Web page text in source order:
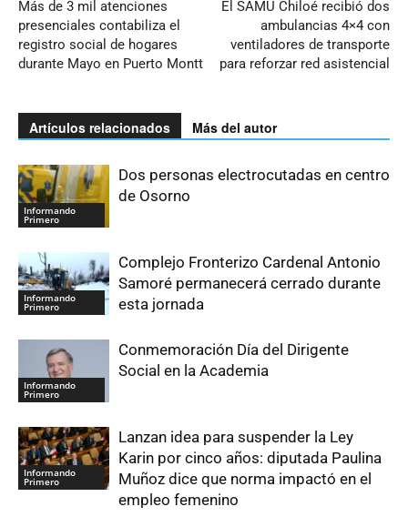
Más de 3 mil atenciones
presenciales contabiliza el
registro social de hogares
durante Mayo en Puerto Montt
El SAMU Chiloé recibió dos
ambulancias 4×4 con
ventiladores de transporte
para reforzar red asistencial
Artículos relacionados Más del autor
Informando
Primero
Dos personas electrocutadas en centro
de Osorno
Informando
Primero
Complejo Fronterizo Cardenal Antonio
Samoré permanecerá cerrado durante
esta jornada
Informando
Primero
Conmemoración Día del Dirigente
Social en la Academia
Informando
Primero
Lanzan idea para suspender la Ley
Karin por cinco años: diputada Paulina
Muñoz dice que norma impactó en el
empleo femenino